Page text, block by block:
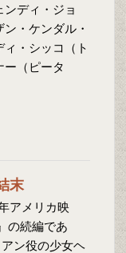
ディ・ジョ
・ケンダル・
・シッコ（ト
ー（ピータ
末
アメリカ映
の続編であ
ン役の少女ヘ